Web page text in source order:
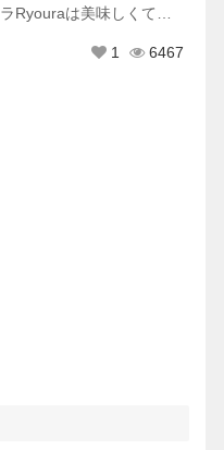
ラRyouraは美味しくて可
1 6467